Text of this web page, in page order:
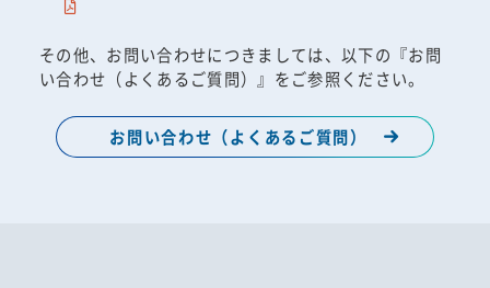
その他、お問い合わせにつきましては、以下の『お問
い合わせ（よくあるご質問）』をご参照ください。
お問い合わせ（よくあるご質問）